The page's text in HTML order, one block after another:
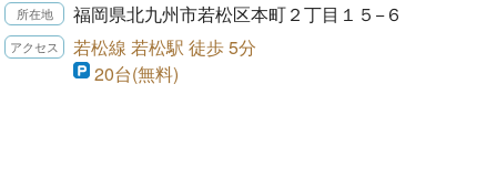
福岡県北九州市若松区本町２丁目１５−６
若松線 若松駅 徒歩 5分
20台(無料)